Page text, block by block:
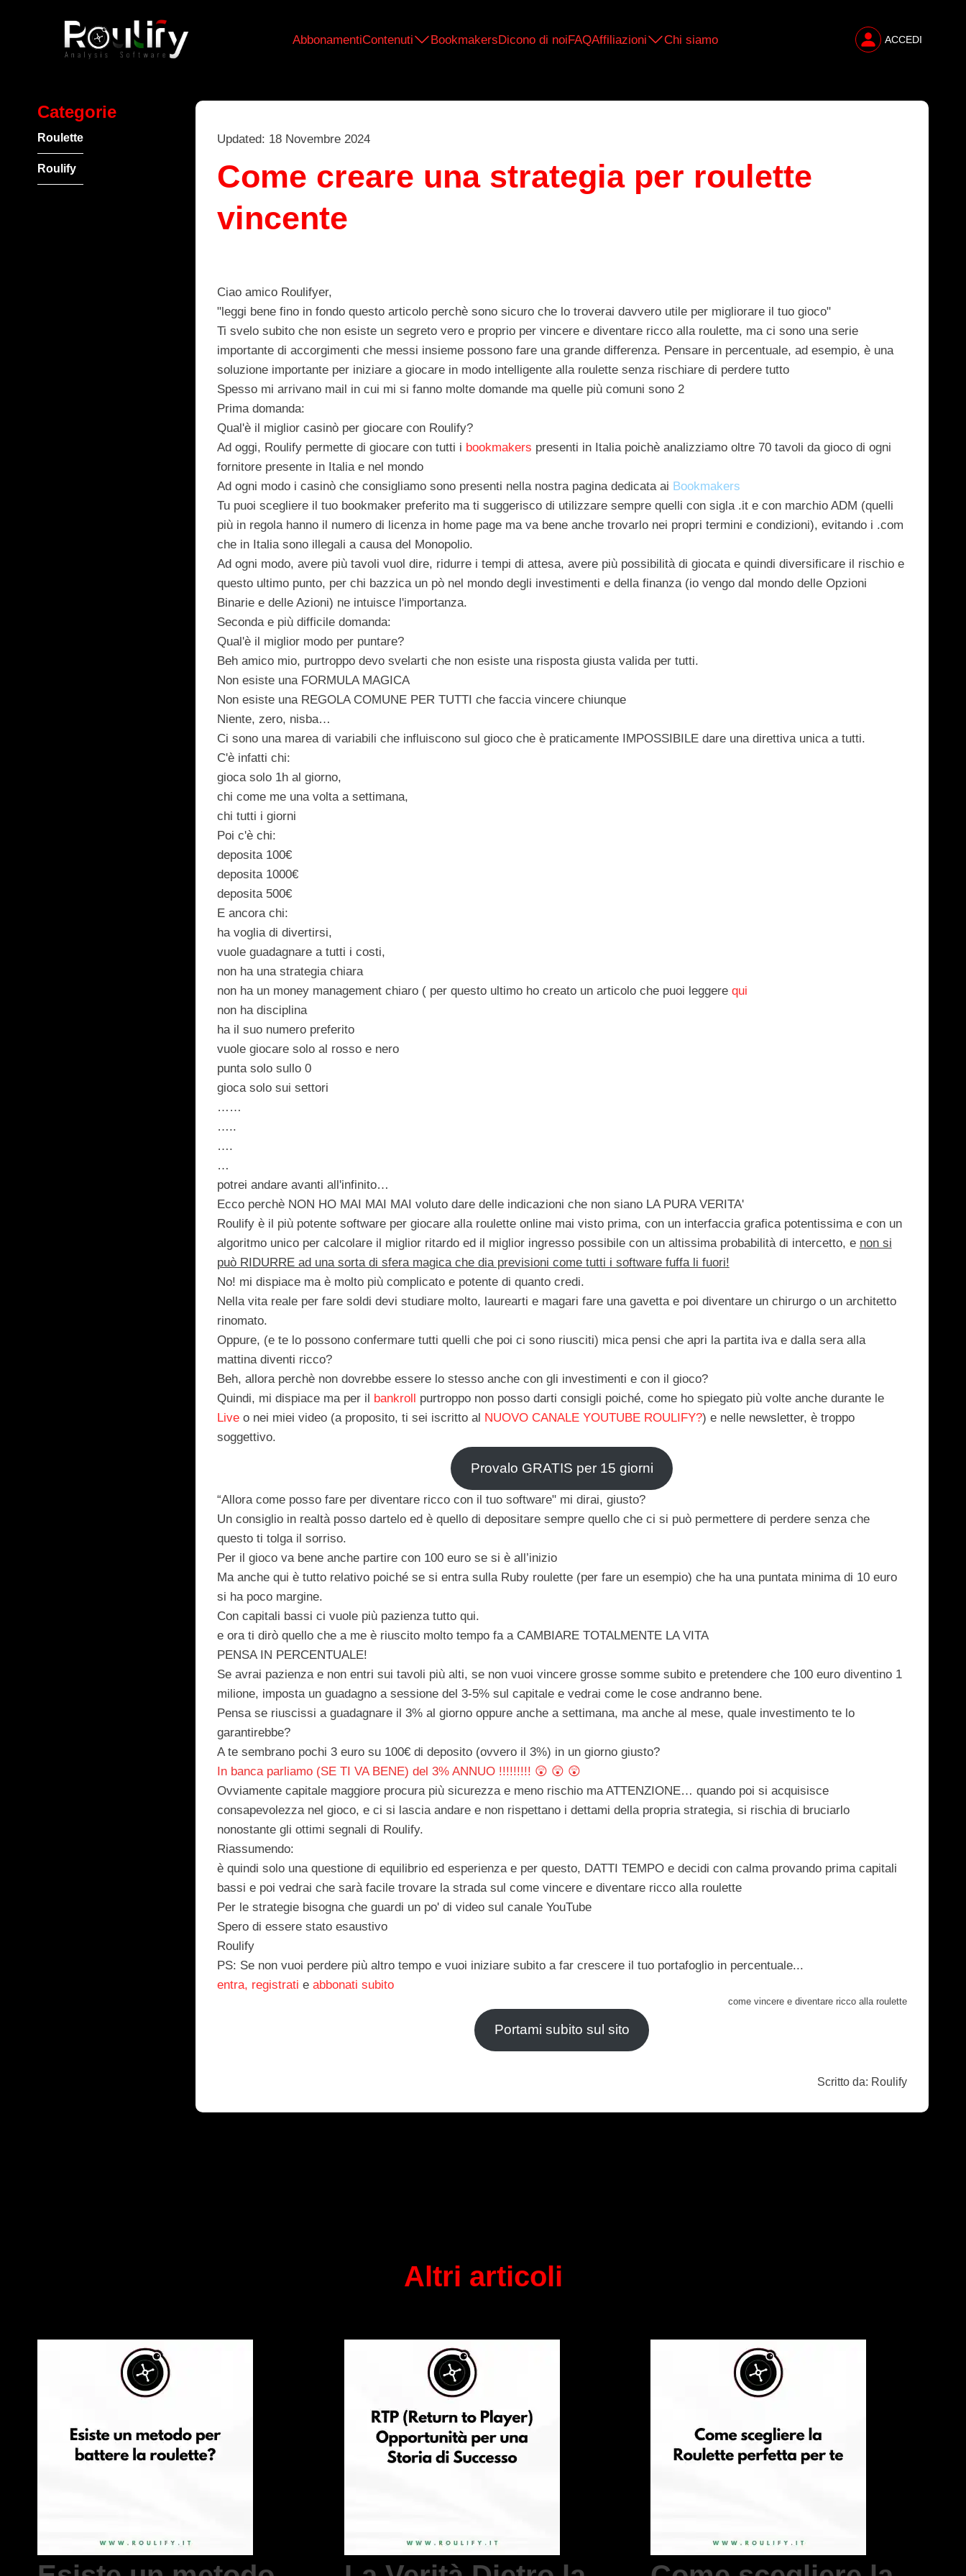
AbbonamentiContenuti BookmakersDicono di noiFAQAffiliazioni Chi siamo ACCEDI
Categorie
Roulette
Roulify
Updated: 18 Novembre 2024
Come creare una strategia per roulette
vincente
Ciao amico Roulifyer,
"leggi bene fino in fondo questo articolo perchè sono sicuro che lo troverai davvero utile per migliorare il tuo gioco"
Ti svelo subito che non esiste un segreto vero e proprio per vincere e diventare ricco alla roulette, ma ci sono una serie
importante di accorgimenti che messi insieme possono fare una grande differenza. Pensare in percentuale, ad esempio, è una
soluzione importante per iniziare a giocare in modo intelligente alla roulette senza rischiare di perdere tutto
Spesso mi arrivano mail in cui mi si fanno molte domande ma quelle più comuni sono 2
Prima domanda:
Qual'è il miglior casinò per giocare con Roulify?
Ad oggi, Roulify permette di giocare con tutti i bookmakers presenti in Italia poichè analizziamo oltre 70 tavoli da gioco di ogni
fornitore presente in Italia e nel mondo
Ad ogni modo i casinò che consigliamo sono presenti nella nostra pagina dedicata ai Bookmakers
Tu puoi scegliere il tuo bookmaker preferito ma ti suggerisco di utilizzare sempre quelli con sigla .it e con marchio ADM (quelli
più in regola hanno il numero di licenza in home page ma va bene anche trovarlo nei propri termini e condizioni), evitando i .com
che in Italia sono illegali a causa del Monopolio.
Ad ogni modo, avere più tavoli vuol dire, ridurre i tempi di attesa, avere più possibilità di giocata e quindi diversificare il rischio e
questo ultimo punto, per chi bazzica un pò nel mondo degli investimenti e della finanza (io vengo dal mondo delle Opzioni
Binarie e delle Azioni) ne intuisce l'importanza.
Seconda e più difficile domanda:
Qual'è il miglior modo per puntare?
Beh amico mio, purtroppo devo svelarti che non esisteuna risposta giusta valida per tutti.
Non esiste una FORMULA MAGICA
Non esiste una REGOLA COMUNE PER TUTTI che faccia vincere chiunque
Niente, zero, nisba…
Ci sono una marea di variabili che influiscono sul gioco che è praticamente IMPOSSIBILE dare una direttiva unica a tutti.
C'è infatti chi:
gioca solo 1h al giorno,
chi come me una volta a settimana,
chi tutti i giorni
Poi c'è chi:
deposita 100€
deposita 1000€
deposita 500€
E ancora chi:
ha voglia di divertirsi,
vuole guadagnare a tutti i costi,
non ha una strategia chiara
non ha un money management chiaro ( per questo ultimo ho creato un articolo che puoi leggere qui
non ha disciplina
ha il suo numero preferito
vuole giocare solo al rosso e nero
punta solo sullo 0
gioca solo sui settori
……
…..
….
…
potrei andare avanti all'infinito…
Ecco perchè NON HO MAI MAI MAI voluto dare delle indicazioni che non siano LA PURA VERITA'
Roulify è il più potente software per giocare alla roulette online mai visto prima, con un interfaccia grafica potentissima e con un
algoritmo unico per calcolare il miglior ritardo ed il miglior ingresso possibile con un altissima probabilità di intercetto, e non si
può RIDURRE ad una sorta di sfera magica che dia previsioni come tutti i software fuffa li fuori!
No! mi dispiace ma è molto più complicato e potente di quanto credi.
Nella vita reale per fare soldi devi studiare molto, laurearti e magari fare una gavetta e poi diventare un chirurgo o un architetto
rinomato.
Oppure, (e te lo possono confermare tutti quelli che poi ci sono riusciti) mica pensi che apri la partita iva e dalla sera alla
mattina diventi ricco?
Beh, allora perchè non dovrebbe essere lo stesso anche con gli investimenti e con il gioco?
Quindi, mi dispiace ma per il bankroll purtroppo non posso darti consigli poiché, come ho spiegato più volte anche durante le
Liveo nei miei video (a proposito, ti sei iscritto al NUOVO CANALE YOUTUBE ROULIFY?) e nelle newsletter, è troppo
soggettivo.
Provalo GRATIS per 15 giorni
“Allora come posso fare per diventare ricco con il tuo software" mi dirai, giusto?
Un consiglio in realtà posso dartelo ed è quello di depositare sempre quello che ci si può permettere di perdere senza che
questo ti tolga il sorriso.
Per il gioco va bene anche partire con 100 euro se si è all’inizio
Ma anche qui è tutto relativo poiché se si entra sulla Ruby roulette (per fare un esempio) che ha una puntata minima di 10 euro
si ha poco margine.
Con capitali bassi ci vuole più pazienza tutto qui.
e ora ti dirò quello che a me è riuscito molto tempo fa a CAMBIARE TOTALMENTE LA VITA
PENSA IN PERCENTUALE!
Se avrai pazienza e non entri sui tavoli più alti, se non vuoi vincere grosse somme subito e pretendere che 100 euro diventino 1
milione, imposta un guadagno a sessione del 3-5% sul capitale e vedrai come le cose andranno bene.
Pensa se riuscissi a guadagnare il 3% al giorno oppure anche a settimana, ma anche al mese, quale investimento te lo
garantirebbe?
A te sembrano pochi 3 euro su 100€ di deposito (ovvero il 3%) in un giorno giusto?
In banca parliamo (SE TI VA BENE) del 3% ANNUO !!!!!!!!! 😲 😲 😲
Ovviamente capitale maggiore procura più sicurezza e meno rischio ma ATTENZIONE… quando poi si acquisisce
consapevolezza nel gioco, e ci si lascia andare e non rispettano i dettami della propria strategia, si rischia di bruciarlo
nonostante gli ottimi segnali di Roulify.
Riassumendo:
è quindi solo una questione di equilibrio ed esperienza e per questo, DATTI TEMPOe decidi con calma provando prima capitali
bassi e poi vedrai che sarà facile trovare la strada sul come vincere e diventare ricco alla roulette
Per le strategie bisogna che guardi un po' di video sul canale YouTube
Spero di essere stato esaustivo
Roulify
PS: Se non vuoi perdere più altro tempo e vuoi iniziare subito a far crescere il tuo portafoglio in percentuale...
entra, registrati e abbonati subito
come vincere e diventare ricco alla roulette
Portami subito sul sito
Scritto da: Roulify
Altri articoli